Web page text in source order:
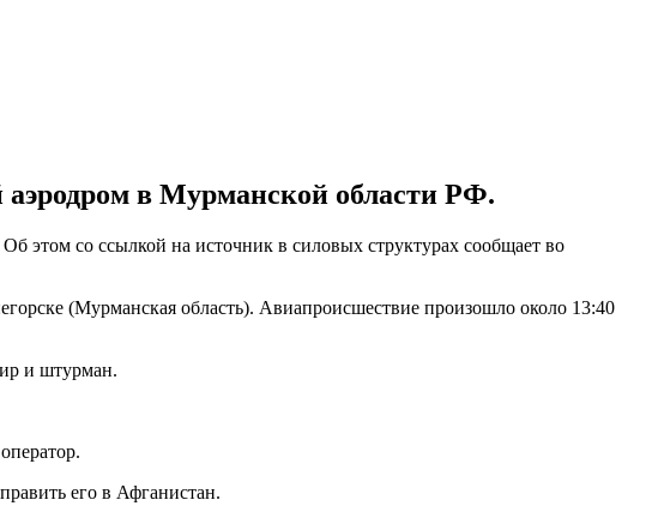
в Мурманской области РФ.
этом со ссылкой на источник в силовых структурах сообщает во
(Мурманская область). Авиапроисшествие произошло около 13:40
и штурман.
его в Афганистан.